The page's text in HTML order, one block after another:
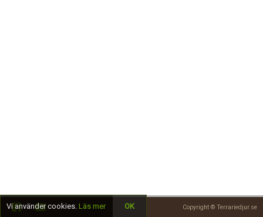
Copyright © Terrariedjur.se
Vi använder cookies. Läs mer OK